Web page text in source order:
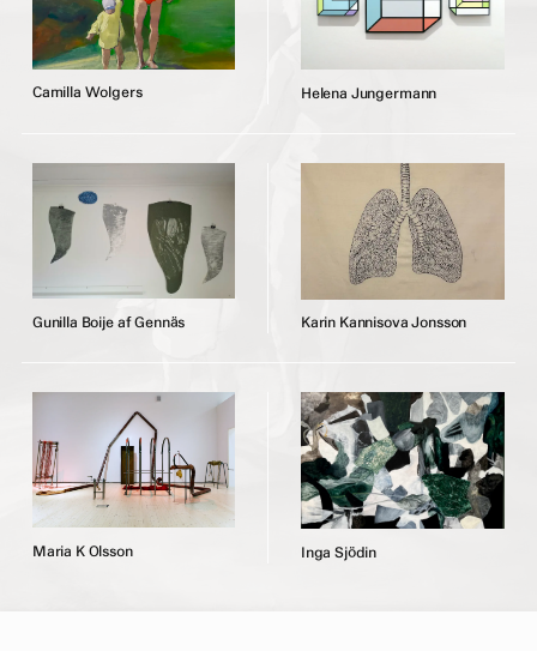
Camilla Wolgers Helena Jungermann
Gunilla Boije afGennäs Karin Kannisova Jonsson
Maria K Olsson Inga Sjödin